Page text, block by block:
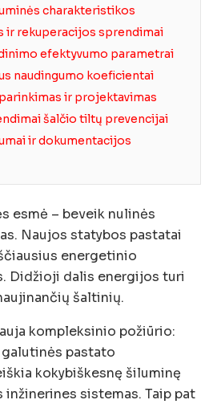
charakteristikos
ir rekuperacijos sprendimai
efektyvumo parametrai
naudingumo koeficientai
ir projektavimas
šalčio tiltų prevencijai
ir dokumentacijos
esmė – beveik nulinės
Naujos statybos pastatai
energetinio
Didžioji dalis energijos turi
šaltinių.
kompleksinio požiūrio:
pastato
kokybiškesnę šiluminę
inžinerines sistemas. Taip pat